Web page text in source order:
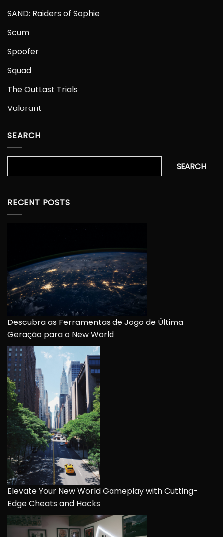
SAND: Raiders of Sophie
Scum
Spoofer
Squad
The OutLast Trials
Valorant
SEARCH
SEARCH
RECENT POSTS
Descubra as Ferramentas de Jogo de Última
Geração para o New World
Elevate Your New World Gameplay with Cutting-
Edge Cheats and Hacks